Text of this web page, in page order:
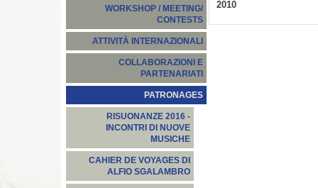
WORKSHOP / MEETING/
CONTESTS
ATTIVITÀ INTERNAZIONALI
COLLABORAZIONI E
PARTENARIATI
PATRONAGES
RISUONANZE 2016 -
INCONTRI DI NUOVE
MUSICHE
CAHIER DE VOYAGES DI
ALFIO SGALAMBRO
2010